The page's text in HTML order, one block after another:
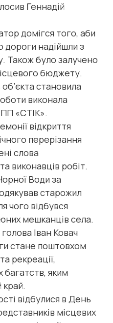
Геннадій
домігся того, аби
дороги надійшли з
Також було залучено
бюджету.
становила
виконала
ПП «СТІК».
відкриття
перерізання
слова
виконавців робіт.
Води за
старожил
чого відбувся
мешканців села.
Іван Ковач
стане поштовхом
рекреації,
багатств, яким
край.
відбулися в День
місцевих